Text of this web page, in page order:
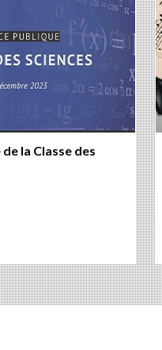
la Classe des